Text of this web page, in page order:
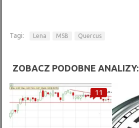
Tagi: Lena MSB Quercus
ZOBACZ PODOBNE ANALIZY:
11